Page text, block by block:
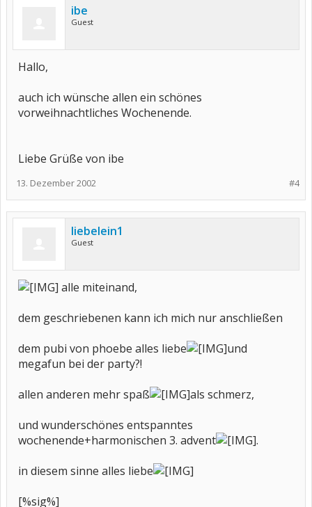
ibe
Guest
Hallo,
auch ich wünsche allen ein schönes
vorweihnachtliches Wochenende.
Liebe Grüße von ibe
#4
13. Dezember 2002
liebelein1
Guest
alle miteinand,
dem geschriebenen kann ich mich nur anschließen
dem pubi von phoebe alles liebe
und
megafun bei der party?!
allen anderen mehr spaß
als schmerz,
und wunderschönes entspanntes
wochenende+harmonischen 3. advent
.
in diesem sinne alles liebe
[%sig%]